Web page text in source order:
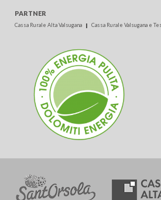
PARTNER
Cassa Rurale Alta Valsugana Cassa Rurale Valsugana e